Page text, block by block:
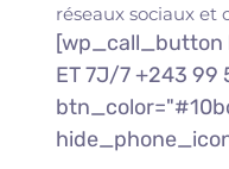
réseaux sociaux et
ET 7J/7 +243 99